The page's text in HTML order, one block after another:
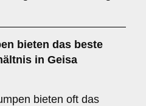
bieten das beste
in Geisa
bieten oft das